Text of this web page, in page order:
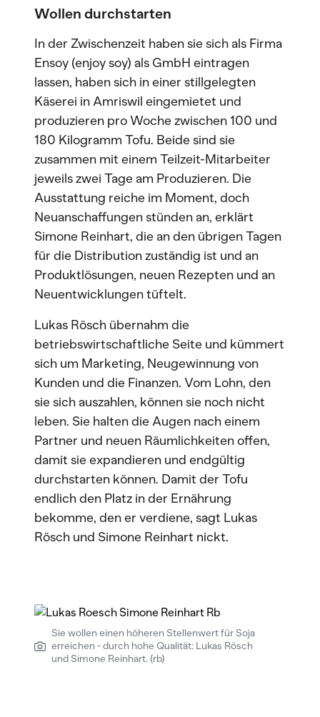
Wollen durchstarten
In der Zwischenzeit haben sie sich als Firma
Ensoy (enjoy soy) als GmbH eintragen
lassen, haben sich in einer stillgelegten
Käserei in Amriswil eingemietet und
produzieren pro Woche zwischen 100 und
180 Kilogramm Tofu. Beide sind sie
zusammen mit einem Teilzeit-Mitarbeiter
jeweils zwei Tage am Produzieren. Die
Ausstattung reiche im Moment, doch
Neuanschaffungen stünden an, erklärt
Simone Reinhart, die an den übrigen Tagen
für die Distribution zuständig ist und an
Produktlösungen, neuen Rezepten und an
Neuentwicklungen tüftelt.
Lukas Rösch übernahm die
betriebswirtschaftliche Seite und kümmert
sich um Marketing, Neugewinnung von
Kunden und die Finanzen. Vom Lohn, den
sie sich auszahlen, können sie noch nicht
leben. Sie halten die Augen nach einem
Partner und neuen Räumlichkeiten offen,
damit sie expandieren und endgültig
durchstarten können. Damit der Tofu
endlich den Platz in der Ernährung
bekomme, den er verdiene, sagt Lukas
Rösch und Simone Reinhart nickt.
Sie wollen einen höheren Stellenwert für Soja
erreichen - durch hohe Qualität: Lukas Rösch
und Simone Reinhart. (rb)